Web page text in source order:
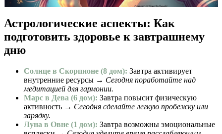
Астрологические аспекты: Как
подготовить здоровье к завтрашнему
дню
Солнце в Скорпионе (8 дом): Завтра активирует
внутренние ресурсы → Сегодня поработайте над
медитацией для гармонии.
Марс в Дева (6 дом): Завтра повысит физическую
активность → Сегодня сделайте легкую пробежку или
зарядку.
Луна в Овне (1 дом): Завтра возможны эмоциональные